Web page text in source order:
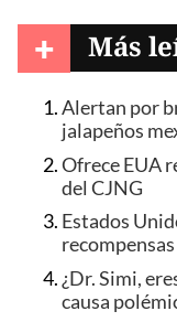
+ Más
Alertan por
jalapeños
Ofrece EUA
del CJNG
Estados
¿Dr. Simi,
causa